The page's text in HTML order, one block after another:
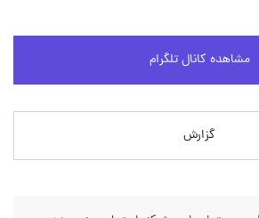
مشاهده کانال تلگرام
گزارش